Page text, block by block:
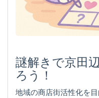
謎解きで京田
ろう！
地域の商店街活性化を